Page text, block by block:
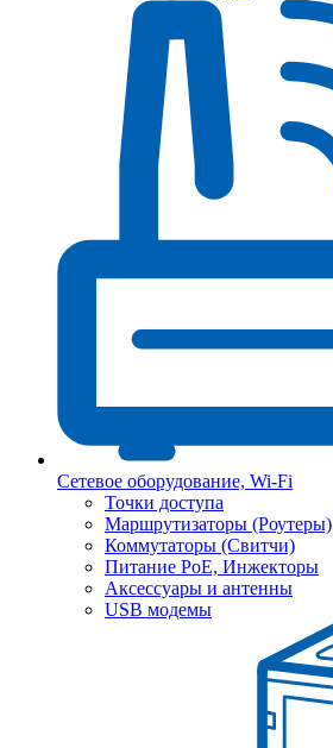
Сетевое оборудование, Wi-Fi
Точки доступа
Маршрутизаторы (Роутеры)
Коммутаторы (Свитчи)
Питание PoE, Инжекторы
Аксессуары и антенны
USB модемы